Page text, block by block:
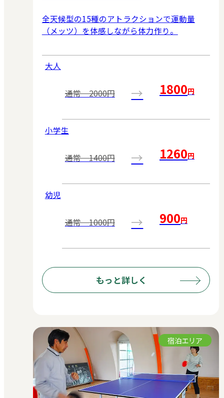
全天候型の15種のアトラクションで運動量
（メッツ）を体感しながら体力作り。
大人
通常 2000円 → 1800円
小学生
通常 1400円 → 1260円
幼児
通常 1000円 → 900円
もっと詳しく
宿泊エリア